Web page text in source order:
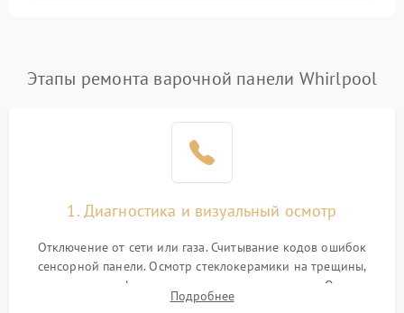
Этапы ремонта варочной панели Whirlpool
1. Диагностика и визуальный осмотр
Отключение от сети или газа. Считывание кодов ошибок
сенсорной панели. Осмотр стеклокерамики на трещины,
проверка конфорок на равномерность нагрева. Опрос
клиента о симптомах (не включается, не видит посуду,
Подробнее